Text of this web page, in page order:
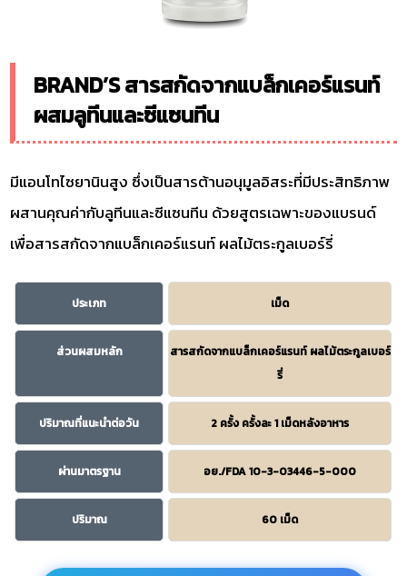
BRAND’S สารสกัดจากแบล็กเคอร์แรนท์
ผสมลูทีนและซีแซนทีน
มีแอนโทไซยานินสูง ซึ่งเป็นสารต้านอนุมูลอิสระที่มีประสิทธิภาพ
ผสานคุณค่ากับลูทีนและซีแซนทีน ด้วยสูตรเฉพาะของแบรนด์
เพื่อสารสกัดจากแบล็กเคอร์แรนท์ ผลไม้ตระกูลเบอร์รี่
ประเภท เม็ด
ส่วนผสมหลัก
สารสกัดจากแบล็กเคอร์แรนท์ ผลไม้ตระกูลเบอร์
รี่
ปริมาณที่แนะนำต่อวัน 2 ครั้ง ครั้งละ 1 เม็ดหลังอาหาร
ผ่านมาตรฐาน อย./FDA 10-3-03446-5-000
ปริมาณ 60 เม็ด